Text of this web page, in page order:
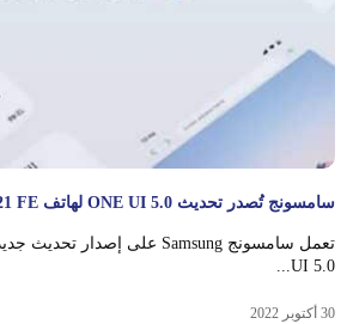
سامسونج تُصدر تحديث ONE UI 5.0 لهاتف GALAXY S21 FE
UI 5.0...
30 أكتوبر 2022